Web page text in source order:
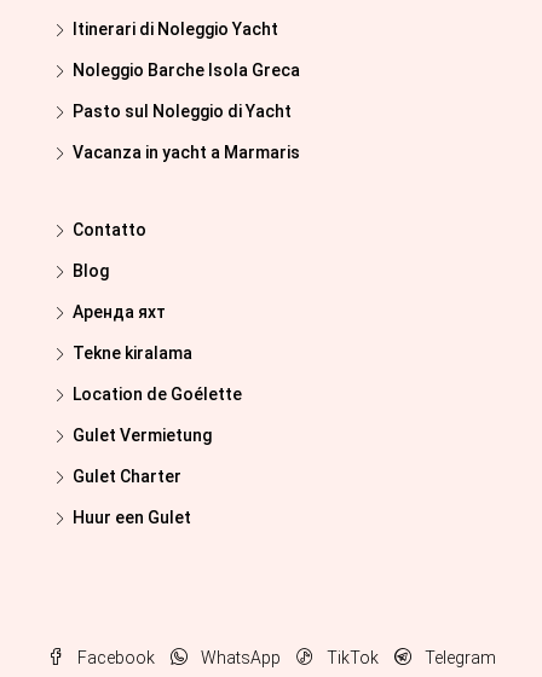
Itinerari di Noleggio Yacht
Noleggio Barche Isola Greca
Pasto sul Noleggio di Yacht
Vacanza in yacht a Marmaris
Contatto
Blog
Аренда яхт
Tekne kiralama
Location de Goélette
Gulet Vermietung
Gulet Charter
Huur een Gulet
Facebook WhatsApp TikTok Telegram